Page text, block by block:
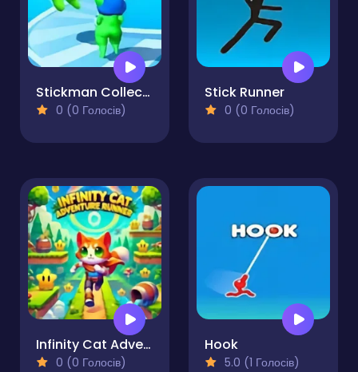
Stickman Collect Run
0 (0 Голосів)
Stick Runner
0 (0 Голосів)
Infinity Cat Adventure Runner
0 (0 Голосів)
Hook
5.0 (1 Голосів)